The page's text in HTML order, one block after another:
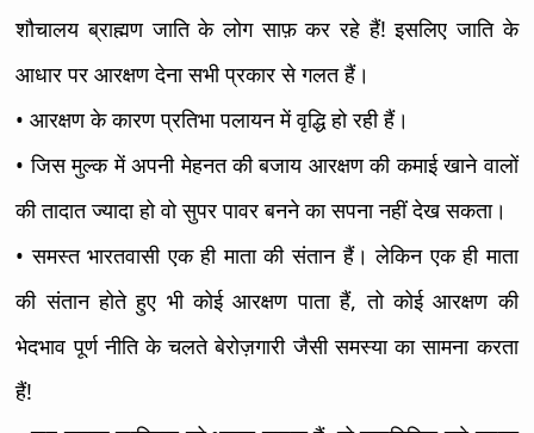
शौचालय ब्राह्मण जाति के लोग साफ़ कर रहे हैं! इसलिए जाति के
आधार पर आरक्षण देना सभी प्रकार से गलत हैं।
• आरक्षण के कारण प्रतिभा पलायन में वृद्धि हो रही हैं।
• जिस मुल्क में अपनी मेहनत की बजाय आरक्षण की कमाई खाने वालों
की तादात ज्यादा हो वो सुपर पावर बनने का सपना नहीं देख सकता।
• समस्त भारतवासी एक ही माता की संतान हैं। लेकिन एक ही माता
की संतान होते हुए भी कोई आरक्षण पाता हैं, तो कोई आरक्षण की
भेदभाव पूर्ण नीति के चलते बेरोज़गारी जैसी समस्या का सामना करता
हैं!